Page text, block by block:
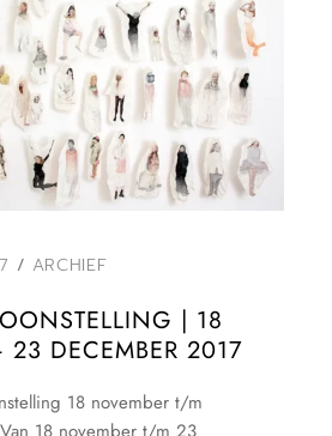
ARCHIEF
| 18
23 DECEMBER 2017
18 november t/m